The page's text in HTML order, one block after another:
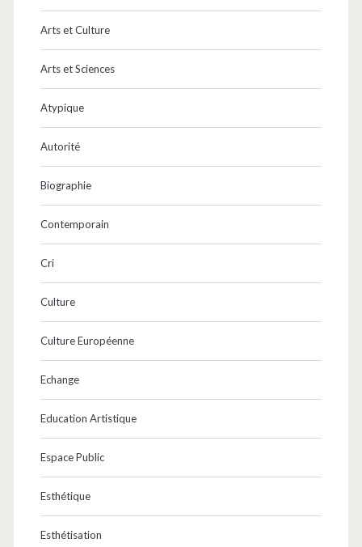
Arts et Culture
Arts et Sciences
Atypique
Autorité
Biographie
Contemporain
Cri
Culture
Culture Européenne
Echange
Education Artistique
Espace Public
Esthétique
Esthétisation